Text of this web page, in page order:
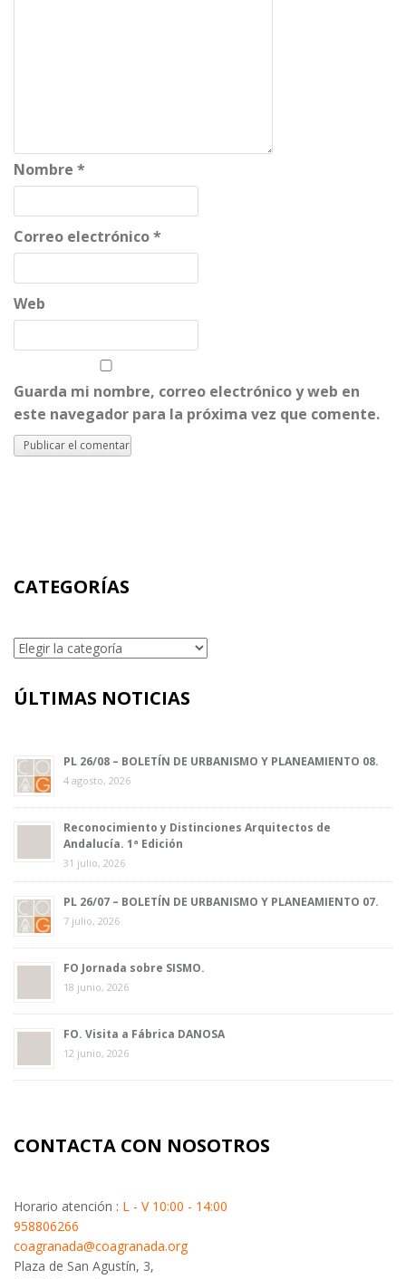
Nombre *
Correo electrónico*
Web
Guarda mi nombre, correo electrónico y web en
este navegador para la próxima vez que comente.
CATEGORÍAS
Categorías
ÚLTIMAS NOTICIAS
PL 26/08 – BOLETÍN DE URBANISMO Y PLANEAMIENTO 08.
4 agosto, 2026
Reconocimiento y Distinciones Arquitectos de
Andalucía. 1ª Edición
31 julio, 2026
PL 26/07 – BOLETÍN DE URBANISMO Y PLANEAMIENTO 07.
7 julio, 2026
FO Jornada sobre SISMO.
18 junio, 2026
FO. Visita a Fábrica DANOSA
12 junio, 2026
CONTACTA CON NOSOTROS
Horario atención : L - V 10:00 - 14:00
958806266
coagranada@coagranada.org
Plaza de San Agustín, 3,